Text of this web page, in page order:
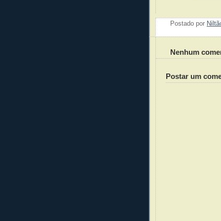
Postado por
Nenhum
Postar um